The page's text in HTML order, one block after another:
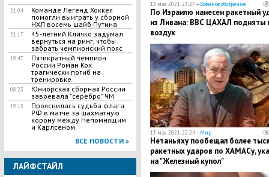
21:04
Команде Легенд Хоккея
помогли выиграть у сборной
НХЛ восемь шайб Путина
21:17
45-летний Кличко задумал
вернуться на ринг, чтобы
забрать чемпионский пояс
19:47
Пятикратный чемпион
России Роман Кох
трагически погиб на
тренировке
08:23
Юниорская сборная России
завоевала "серебро" ЧМ
19:15
Прояснилась судьба флага
РФ в матче за шахматную
корону между Непомнящим
и Карлсеном
ВСЕ НОВОСТИ »
ЛАЙФСТАЙЛ
13 мая 2021, 23:27 —Военное обозрение
По Израилю нанесен ракетный
из Ливана: ВВС ЦАХАЛ подняты
воздух
13 мая 2021, 22:24 —Мир
Нетаньяху пообещал более
ракетных ударов по ХАМАСу,
на "Железный купол"